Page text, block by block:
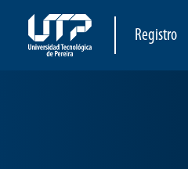
Registro